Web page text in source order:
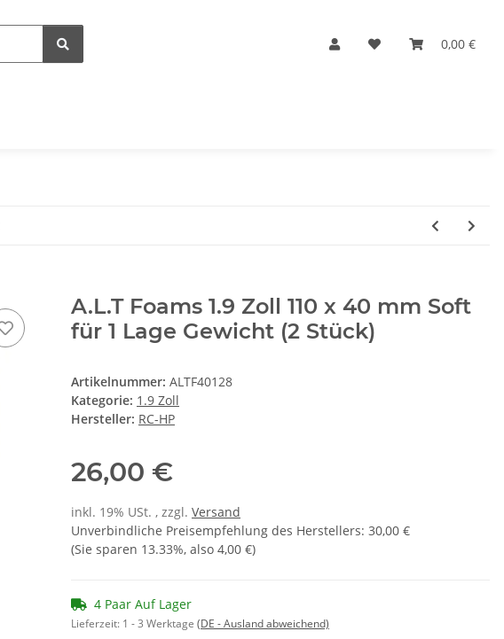
0,00 €
A.L.T Foams 1.9 Zoll 110 x 40 mm Soft
für 1 Lage Gewicht (2 Stück)
Artikelnummer: ALTF40128
Kategorie: 1.9 Zoll
Hersteller: RC-HP
26,00 €
inkl. 19% USt. , zzgl. Versand
Unverbindliche Preisempfehlung des Herstellers: 30,00 €
(Sie sparen 13.33%, also 4,00 €)
4 Paar Auf Lager
Lieferzeit: 1 - 3 Werktage (DE - Ausland abweichend)